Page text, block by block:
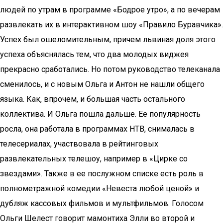
людей по утрам в программе «Бодрое утро», а по вечерам
развлекать их в интерактивном шоу «Правило Буравчика».
Успех был ошеломительным, причем львиная доля этого
успеха объяснялась тем, что два молодых виджея
прекрасно сработались. Но потом руководство телеканала
сменилось, и с новым Ольга и Антон не нашли общего
языка. Как, впрочем, и большая часть остального
коллектива. И Ольга пошла дальше. Ее популярность
росла, она работала в программах НТВ, снималась в
телесериалах, участвовала в рейтинговых
развлекательных телешоу, например в «Цирке со
звездами». Также в ее послужном списке есть роль в
полнометражной комедии «Невеста любой ценой» и
дубляж кассовых фильмов и мультфильмов. Голосом
Ольги Шелест говорит мамонтиха Элли во второй и